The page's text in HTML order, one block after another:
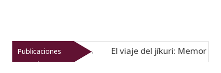
Publicaciones
recientes
07-08-26 El viaje del jíkuri: Memorias